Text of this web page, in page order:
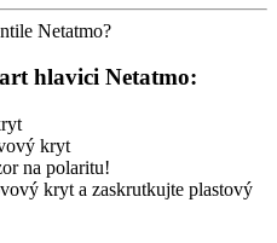
Netatmo?
hlavici Netatmo:
kryt
na polaritu!
kryt a zaskrutkujte plastový